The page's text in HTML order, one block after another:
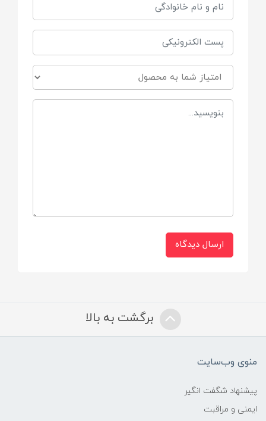
سایر توضیحات
قابل شستشو
فاقد مواد مضر
دارای
ارسال دیدگاه
برگشت به بالا
منوی وب‌سایت
پیشنهاد شگفت انگیر
ایمنی و مراقبت